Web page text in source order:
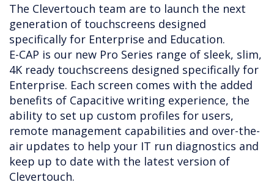
The Clevertouch team are to launch the next
generation of touchscreens designed
specifically for Enterprise and Education.
E-CAP is our new Pro Series range of sleek, slim,
4K ready touchscreens designed specifically for
Enterprise. Each screen comes with the added
benefits of Capacitive writing experience, the
ability to set up custom profiles for users,
remote management capabilities and over-the-
air updates to help your IT run diagnostics and
keep up to date with the latest version of
Clevertouch.